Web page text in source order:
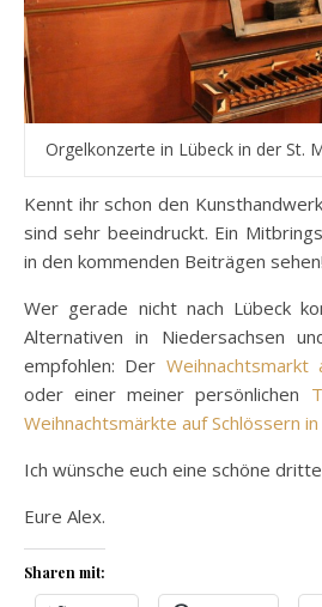
Orgelkonzerte in Lübeck in der St.
Kennt ihr schon den
sind sehr beeindruckt. Ein
in den kommenden Beiträgen sehen!
Wer gerade nicht nach Lübeck
Alternativen in Niedersachsen
empfohlen: Der Weihnachtsmarkt
oder einer meiner persönlichen
Weihnachtsmärkte auf Schlössern in
Ich wünsche euch eine schöne
Eure Alex.
Sharen mit: